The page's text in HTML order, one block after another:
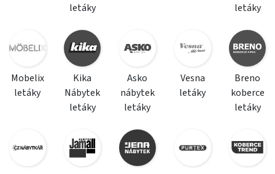
letáky
letáky
Mobelix
letáky
Kika
Nábytek
letáky
Asko
nábytek
letáky
Vesna
letáky
Breno
koberce
letáky